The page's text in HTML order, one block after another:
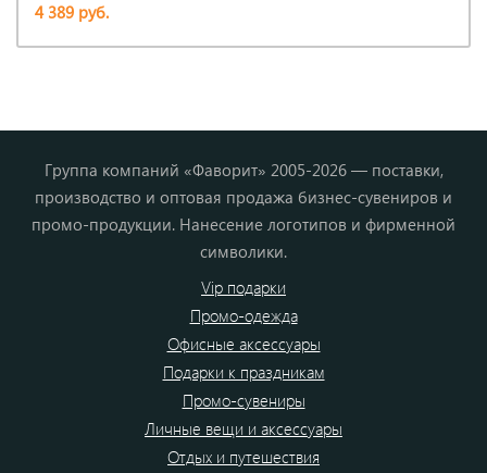
4 389 руб.
Группа компаний «Фаворит» 2005-2026 — поставки,
производство и оптовая продажа бизнес-сувениров и
промо-продукции. Нанесение логотипов и фирменной
символики.
Vip подарки
Промо-одежда
Офисные аксессуары
Подарки к праздникам
Промо-сувениры
Личные вещи и аксессуары
Отдых и путешествия